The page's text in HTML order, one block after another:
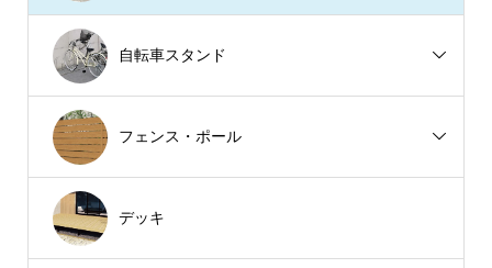
自転車スタンド
フェンス・ポール
デッキ